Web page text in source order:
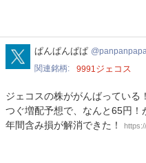
panpanpapa1018
ぱんぱんぱぱ
関連銘柄
9991ジェコス
ジェコスの株ががんばっている
つぐ増配予想で、なんと65円
年間含み損が解消できた！